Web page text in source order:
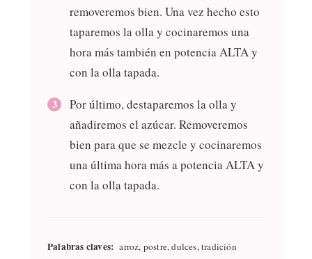
removeremos bien. Una vez hecho esto
taparemos la olla y cocinaremos una
hora más también en potencia ALTA y
con la olla tapada.
Por último, destaparemos la olla y
añadiremos el azúcar. Removeremos
bien para que se mezcle y cocinaremos
una última hora más a potencia ALTA y
con la olla tapada.
Palabras claves: arroz, postre, dulces, tradición